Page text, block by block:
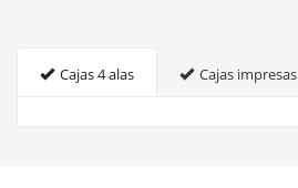
Cajas 4 alas Cajas impresas